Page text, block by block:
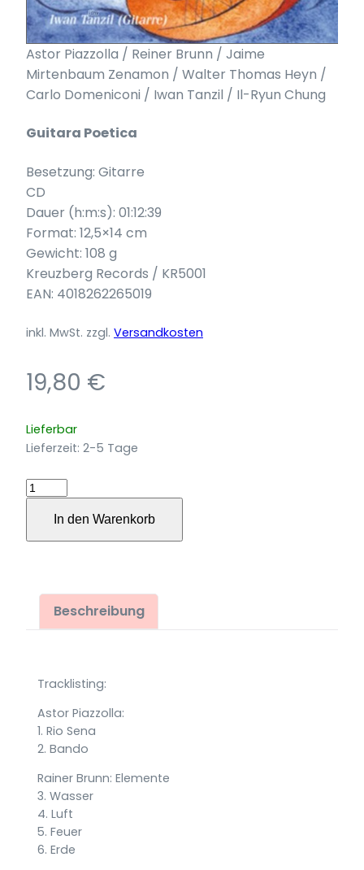
Astor Piazzolla / Reiner Brunn / Jaime
Mirtenbaum Zenamon / Walter Thomas Heyn /
Carlo Domeniconi / Iwan Tanzil / Il-Ryun Chung
Guitara Poetica
Besetzung: Gitarre
CD
Dauer (h:m:s): 01:12:39
Format: 12,5×14 cm
Gewicht: 108 g
Kreuzberg Records / KR5001
EAN: 4018262265019
inkl. MwSt. zzgl. Versandkosten
19,80 €
Lieferbar
Lieferzeit: 2-5 Tage
Guitara
MengeIn den Warenkorb
Beschreibung
Tracklisting:
Astor Piazzolla:
1. Rio Sena
2. Bando
Rainer Brunn: Elemente
3. Wasser
4. Luft
5. Feuer
6. Erde